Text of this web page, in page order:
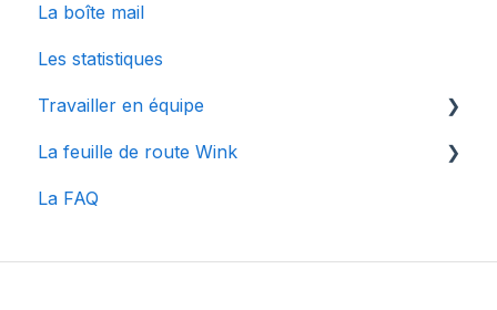
La boîte mail
Les statistiques
Travailler en équipe
Gestion des utilisateurs
Collaborer en équipe
La feuille de route Wink
Articles spécifiques à une mise à jour
La FAQ